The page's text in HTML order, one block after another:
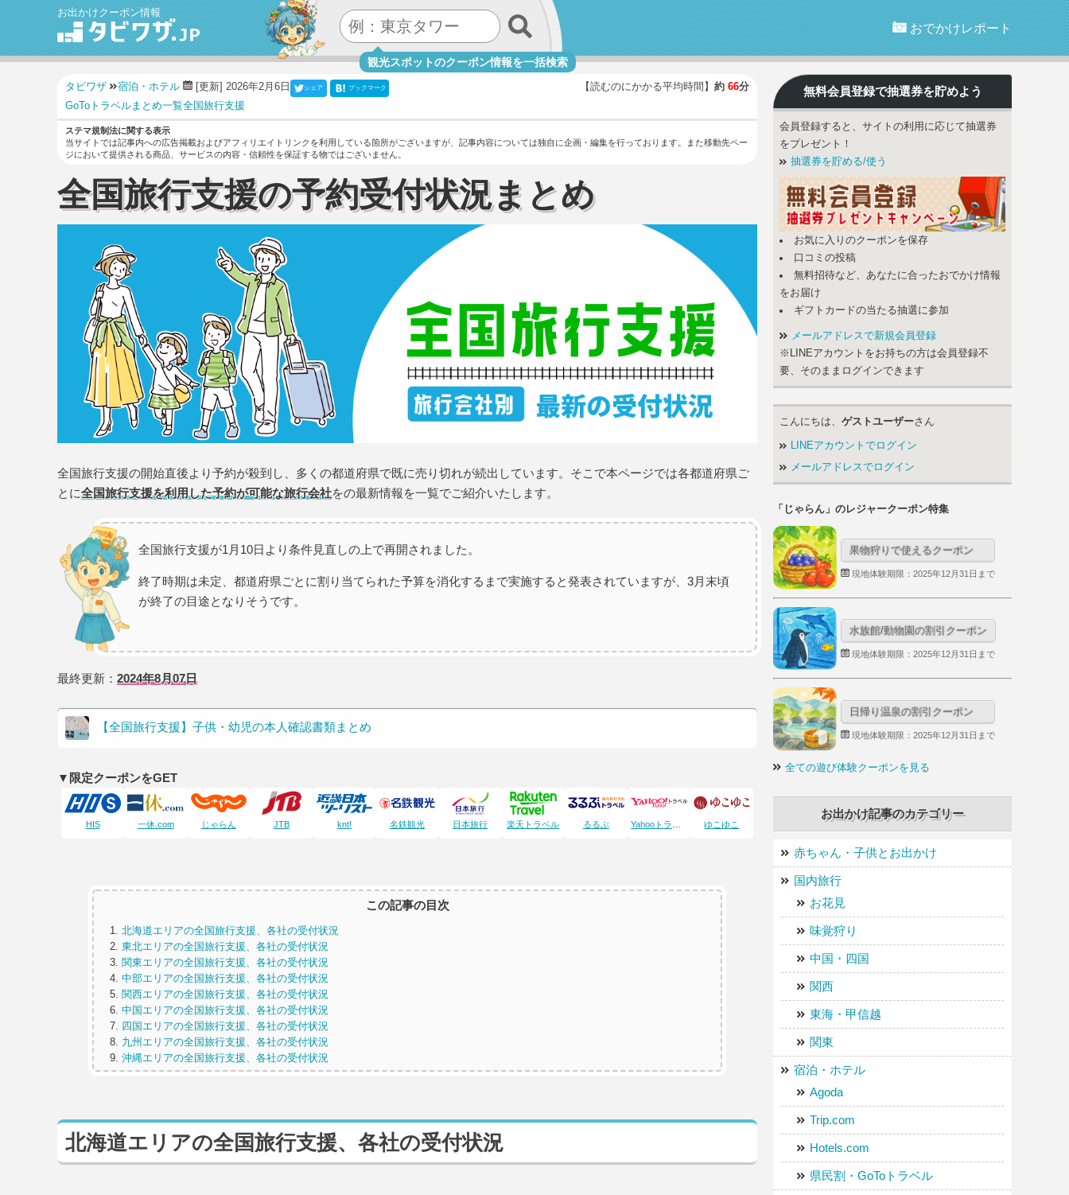
お出かけクーポン情報
観光スポットのクーポン情報を一括検索
おでかけレポート
タビワザ 宿泊・ホテル [更新] 2026年2月6日 【読むのにかかる平均時間】 約 66分
シェア ブックマーク
GoToトラベルまとめ一覧全国旅行支援
ステマ規制法に関する表示
当サイトでは記事内への広告掲載およびアフィリエイトリンクを利用している箇所がございますが、記事内容については独自に企画・編集を行っております。
また移動先ペー
ジにおいて提供される商品、サービスの内容・信頼性を保証する物ではございません。
全国旅行支援の予約受付状況まとめ
全国旅行支援の開始直後より予約が殺到し、多くの都道府県で既に売り切れが続出しています。そこで本ページでは各都道府県ご
とに全国旅行支援を利用した予約が可能な旅行会社をの最新情報を一覧でご紹介いたします。
全国旅行支援が1月10日より条件見直しの上で再開されました。
終了時期は未定、都道府県ごとに割り当てられた予算を消化するまで実施すると発表されていますが、3月末頃
が終了の目途となりそうです。
最終更新： 2024年8月07日
【全国旅行支援】子供・幼児の本人確認書類まとめ
▼限定クーポンをGET
HIS 一休.com じゃらん JTB knt! 名鉄観光 日本旅行 楽天トラベル るるぶ ゆこゆこ
この記事の目次
北海道エリアの全国旅行支援、各社の受付状況
東北エリアの全国旅行支援、各社の受付状況
関東エリアの全国旅行支援、各社の受付状況
中部エリアの全国旅行支援、各社の受付状況
関西エリアの全国旅行支援、各社の受付状況
中国エリアの全国旅行支援、各社の受付状況
四国エリアの全国旅行支援、各社の受付状況
九州エリアの全国旅行支援、各社の受付状況
沖縄エリアの全国旅行支援、各社の受付状況
北海道エリアの全国旅行支援、各社の受付状況
無料会員登録で抽選券を貯めよう
会員登録すると、サイトの利用に応じて抽選券
をプレゼント！
抽選券を貯める/使う
お気に入りのクーポンを保存
口コミの投稿
無料招待など、あなたに合ったおでかけ情報
をお届け
ギフトカードの当たる抽選に参加
メールアドレスで新規会員登録
※LINEアカウントをお持ちの方は会員登録不
要、そのままログインできます
こんにちは、 ゲストユーザーさん
LINEアカウントでログイン
メールアドレスでログイン
「じゃらん」のレジャークーポン特集
果物狩りで使えるクーポン
現地体験期限：2025年12月31日まで
水族館/動物園の割引クーポン
現地体験期限：2025年12月31日まで
日帰り温泉の割引クーポン
現地体験期限：2025年12月31日まで
全ての遊び体験クーポンを見る
お出かけ記事のカテゴリー
赤ちゃん・子供とお出かけ
国内旅行
お花見
味覚狩り
中国・四国
関西
東海・甲信越
関東
宿泊・ホテル
Agoda
Trip.com
Hotels.com
県民割・GoToトラベル